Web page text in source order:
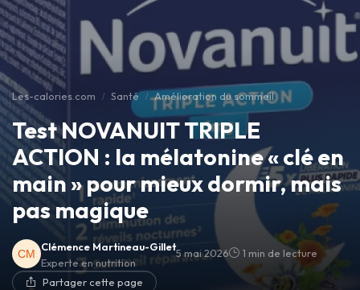
Les-calories.com Santé Amélioration du sommeil
Test NOVANUIT TRIPLE
ACTION : la mélatonine « clé en
main » pour mieux dormir, mais
pas magique
Clémence Martineau-Gillet
Experte en nutrition
5 mai 2026 1 min de lecture
Partager cette page